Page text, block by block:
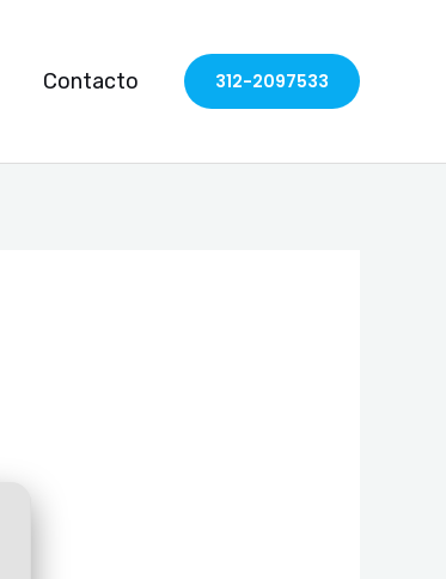
Contacto 312-2097533